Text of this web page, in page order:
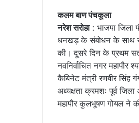
कलम बाण पंचकूला
नरेश सरोहा: भाजपा जिला
धनखड़ के संबोधन के साथ
की। दूसरे दिन के प्रथम
नवनिर्वाचित नगर
कैबिनेट मंत्री रणबीर सिंह
अध्यक्षता क्रमशः पूर्व जिला
महापौर कुलभूषण गोयल ने